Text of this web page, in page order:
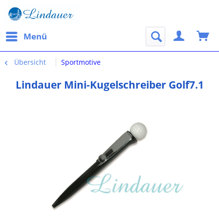
Menü
Übersicht Sportmotive
Lindauer Mini-Kugelschreiber Golf7.1